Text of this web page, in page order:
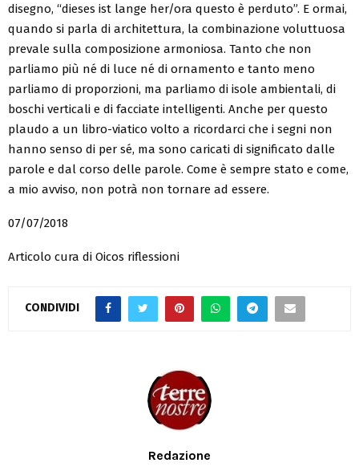
disegno, “dieses ist lange her/ora questo è perduto”. E ormai,
quando si parla di architettura, la combinazione voluttuosa
prevale sulla composizione armoniosa. Tanto che non
parliamo più né di luce né di ornamento e tanto meno
parliamo di proporzioni, ma parliamo di isole ambientali, di
boschi verticali e di facciate intelligenti. Anche per questo
plaudo a un libro-viatico volto a ricordarci che i segni non
hanno senso di per sé, ma sono caricati di significato dalle
parole e dal corso delle parole. Come è sempre stato e come,
a mio avviso, non potrà non tornare ad essere.
07/07/2018
Articolo cura di Oicos riflessioni
CONDIVIDI
Redazione